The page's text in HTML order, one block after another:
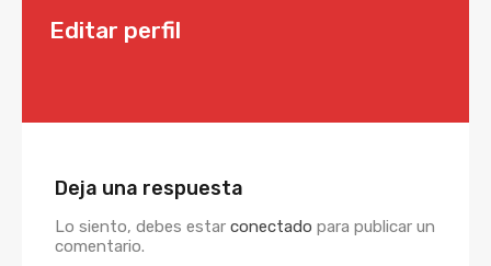
Editar perfil
Deja una respuesta
Lo siento, debes estar conectado para publicar un
comentario.